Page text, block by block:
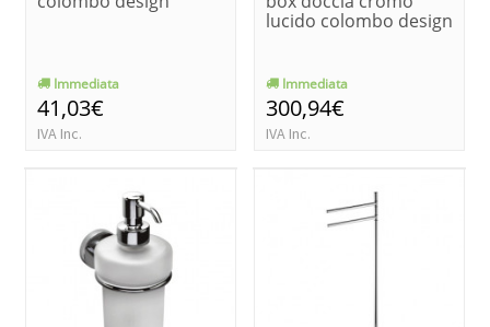
Immediata
41,03€
IVA Inc.
lucido colombo design
Immediata
300,94€
IVA Inc.